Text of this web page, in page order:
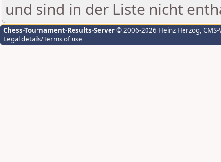
und sind in der Liste nicht
Chess-Tournament-Results-Server© 2006-2026 Heinz Herzog,
Legal details/Terms of use